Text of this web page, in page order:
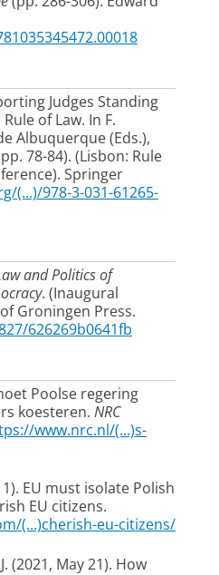
Judges Standing
of Law. In F.
Albuquerque (Eds.),
78-84). (Lisbon: Rule
Springer
(...)/978-3-031-61265-
and Politics of
. (Inaugural
Groningen Press.
626269b0641fb
Poolse regering
koesteren. NRC
www.nrc.nl/(...)s-
EU must isolate Polish
EU citizens.
(...)cherish-eu-citizens/
(2021, May 21). How